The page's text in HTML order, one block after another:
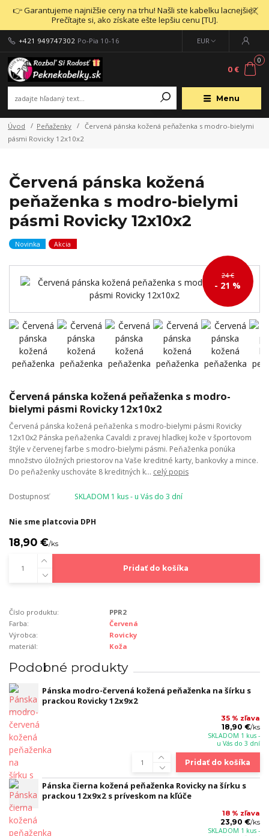
👉 Garantujeme najnižšie ceny na trhu! Našli ste kabelku lacnejšie?
Prečítajte si, ako získate ešte lepšiu cenu [TU].
Menu
EUR
+421 949747302 Po-Pia 10-16
0
0 €
Úvod Peňaženky
Červená pánska kožená peňaženka s modro-bielymi
pásmi Rovicky 12x10x2
Červená pánska kožená
peňaženka s modro-bielymi
pásmi Rovicky 12x10x2
Novinka Akcia
24 €
- 21 %
Červená pánska kožená peňaženka s modro-
bielymi pásmi Rovicky 12x10x2
Červená pánska kožená peňaženka s modro-bielymi pásmi Rovicky
12x10x2 Pánska peňaženka Cavaldi z pravej hladkej kože v športovom
štýle v červenej farbe s modro-bielymi pásmi. Peňaženka ponúka
množstvo úložných priestorov na Vaše kreditné karty, bankovky a mince.
Do peňaženky uschováte 8 kreditných k... celý popis
Dostupnosť SKLADOM 1 kus - u Vás do 3 dní
Nie sme platcovia DPH
18,90 €/ks
Pridať do košíka
Číslo produktu:
PPR2
Farba:
Červená
Výrobca:
Rovicky
materiál:
Koža
Podobné produkty
Pánska modro-červená kožená peňaženka na šírku s
prackou Rovicky 12x9x2
35 % zľava
18,90 €/ks
SKLADOM 1 kus -
u Vás do 3 dní
Pridať do košíka
Pánska čierna kožená peňaženka Rovicky na šírku s
prackou 12x9x2 s príveskom na kľúče
18 % zľava
23,90 €/ks
SKLADOM 1 kus -